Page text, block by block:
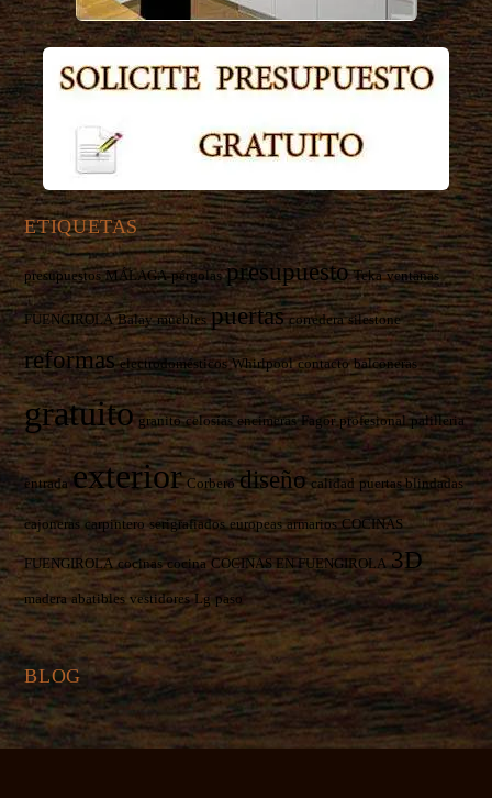
ETIQUETAS
presupuestos MÁLAGA pérgolas presupuesto Teka ventanas
FUENGIROLA Balay muebles puertas corredera silestone
reformas electrodomésticos Whirlpool contacto balconeras
gratuito granito celosías encimeras Fagor profesional palilleria
entrada exterior Corberó diseño calidad puertas blindadas
cajoneras carpintero serigrafiados europeas armarios COCINAS
FUENGIROLA cocinas cocina COCINAS EN FUENGIROLA 3D
madera abatibles vestidores Lg paso
BLOG